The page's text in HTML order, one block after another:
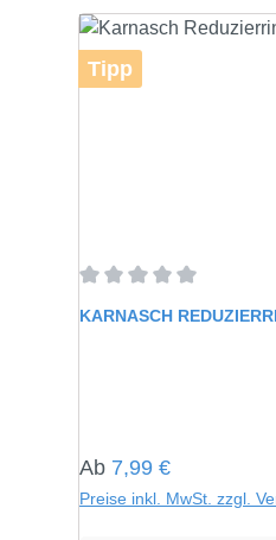
Tipp
Durchschnittliche
KARNASCH
Regulärer Preis:
Ab 7,99 €
Preise inkl. MwSt. zzgl.